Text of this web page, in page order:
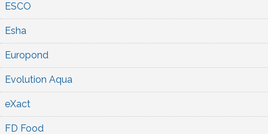
ESCO
Esha
Europond
Evolution Aqua
eXact
FD Food